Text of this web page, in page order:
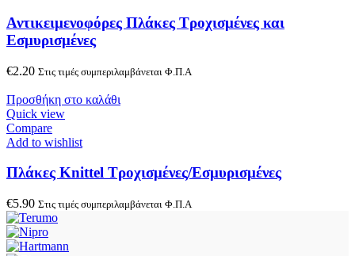
Αντικειμενοφόρες Πλάκες Τροχισμένες και
Εσμυρισμένες
€2.20 Στις τιμές συμπεριλαμβάνεται Φ.Π.Α
Προσθήκη στο καλάθι
Quick view
Compare
Add to wishlist
Πλάκες Knittel Τροχισμένες/Εσμυρισμένες
€5.90 Στις τιμές συμπεριλαμβάνεται Φ.Π.Α